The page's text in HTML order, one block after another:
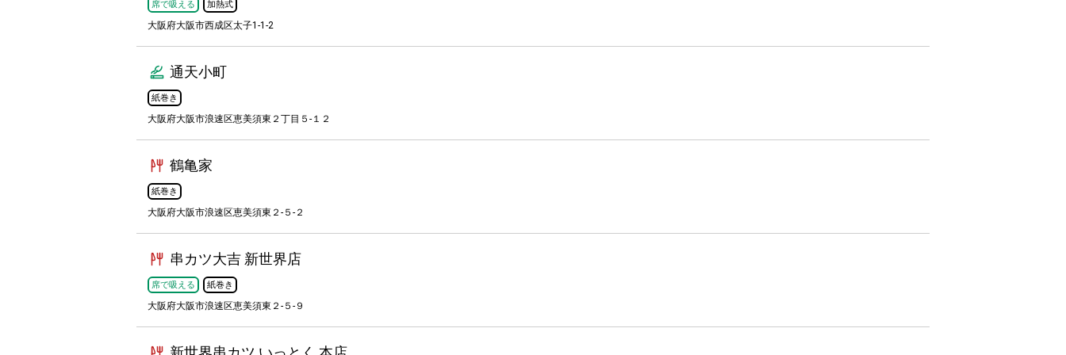
席で吸える 加熱式
大阪府大阪市西成区太子1-1-2
通天小町
紙巻き
大阪府大阪市浪速区恵美須東２丁目５-１２
鶴亀家
紙巻き
大阪府大阪市浪速区恵美須東２-５-２
串カツ大吉 新世界店
席で吸える 紙巻き
大阪府大阪市浪速区恵美須東２-５-９